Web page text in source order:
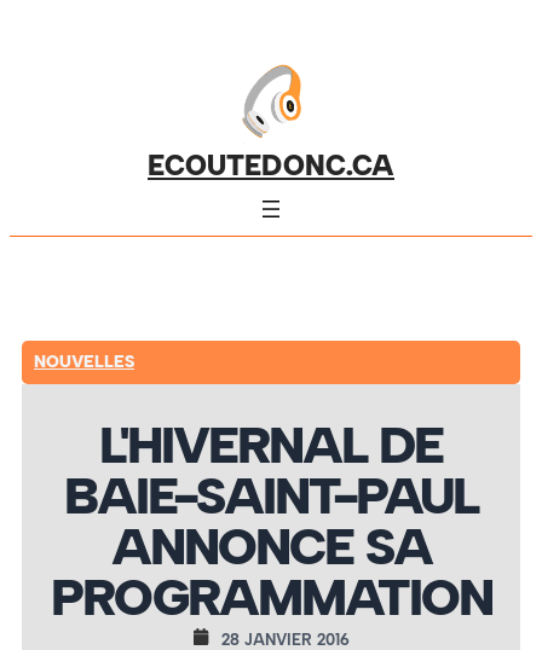
ECOUTEDONC.CA
NOUVELLES
L'HIVERNAL DE
BAIE-SAINT-PAUL
ANNONCE SA
PROGRAMMATION
28 JANVIER 2016